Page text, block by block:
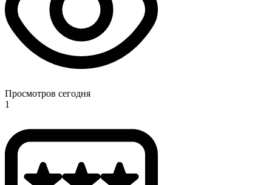
Просмотров сегодня
1